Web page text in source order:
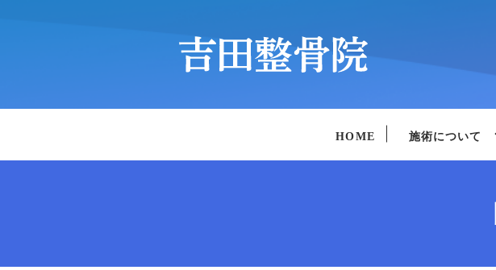
HOME 施術について